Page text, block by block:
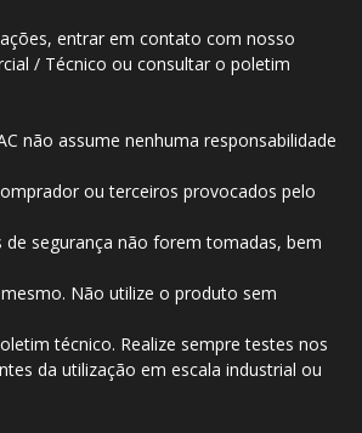
entrar em contato com nosso
/ Técnico ou consultar o poletim
não assume nenhuma responsabilidade
ou terceiros provocados pelo
de segurança não forem tomadas, bem
Não utilize o produto sem
técnico. Realize sempre testes nos
da utilização em escala industrial ou